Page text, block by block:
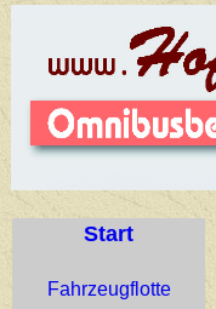
Start
Fahrzeugflotte